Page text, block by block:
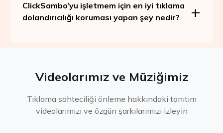
ClickSambo’yu işletmem için en iyi tıklama
dolandırıcılığı koruması yapan şey nedir?
Videolarımız ve Müziğimiz
Tıklama sahteciliği önleme hakkındaki tanıtım
videolarımızı ve özgün şarkılarımızı izleyin